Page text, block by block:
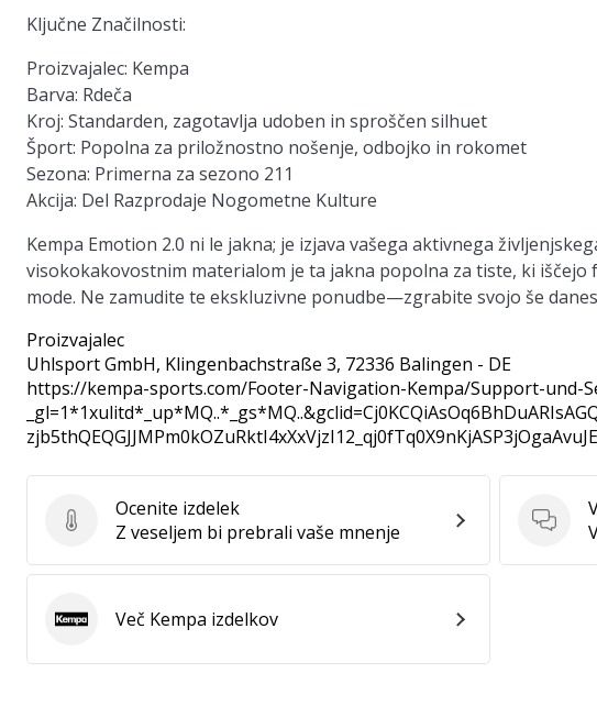
Ključne Značilnosti:
Proizvajalec: Kempa
Barva: Rdeča
Kroj: Standarden, zagotavlja udoben in sproščen silhuet
Šport: Popolna za priložnostno nošenje, odbojko in rokomet
Sezona: Primerna za sezono 211
Akcija: Del Razprodaje Nogometne Kulture
Kempa Emotion 2.0 ni le jakna; je izjava vašega aktivnega
visokokakovostnim materialom je ta jakna popolna za tiste, ki
mode. Ne zamudite te ekskluzivne ponudbe—zgrabite svojo še
Proizvajalec
Uhlsport GmbH, Klingenbachstraße 3, 72336 Balingen - DE
https://kempa-sports.com/Footer-Navigation-Kempa/Support-und-
Ocenite izdelek
Ocenite izdelek
Z veseljem bi prebrali vaše mnenje
KempaVeč Kempa izdelkov